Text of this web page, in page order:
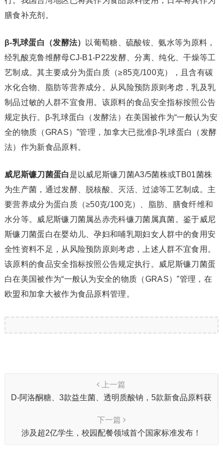
膳食补充剂。
β-乳球蛋白（发酵法）
以葡萄糖、硫酸铵、氨水等为原料，
经乳酸克鲁维酵母CJ-B1-P22发酵、分离、纯化、干燥等工
艺制成。其主要成分为蛋白质（≥85克/100克），且含有碳
水化合物、脂肪等营养成分。从风险预防原则考虑，乳及乳
制品过敏的人群不宜食用。该原料的食品安全指标按照公告
规定执行。β-乳球蛋白（发酵法）在美国被作为“一般认为安
全的物质（GRAS）”管理，加拿大已批准β-乳球蛋白（发酵
法）作为新食品原料。
威尼斯镰刀菌蛋白 是以威尼斯镰刀菌A3/5菌株或TB01菌株
为生产菌，通过发酵、脱核酸、灭活、过滤等工艺制成。主
要营养成分为蛋白质（≥50克/100克）、脂肪、膳食纤维和
水分等。威尼斯镰刀菌属丛赤壳科镰刀菌属真菌。鉴于威尼
斯镰刀菌蛋白在婴幼儿、孕妇和哺乳期妇女人群中的食用安
全性资料不足，从风险预防原则考虑，上述人群不宜食用。
该原料的食品安全指标按照公告规定执行。威尼斯镰刀菌蛋
白在美国被作为“一般认为安全的物质（GRAS）”管理，在
欧盟和加拿大被作为食品原料管理。
上一篇
D-阿洛酮糖、3款益生菌、透明质酸钠，5款新食品原料获
下一篇
涉及超2亿学生，校园配餐领域首个国家标准发布！